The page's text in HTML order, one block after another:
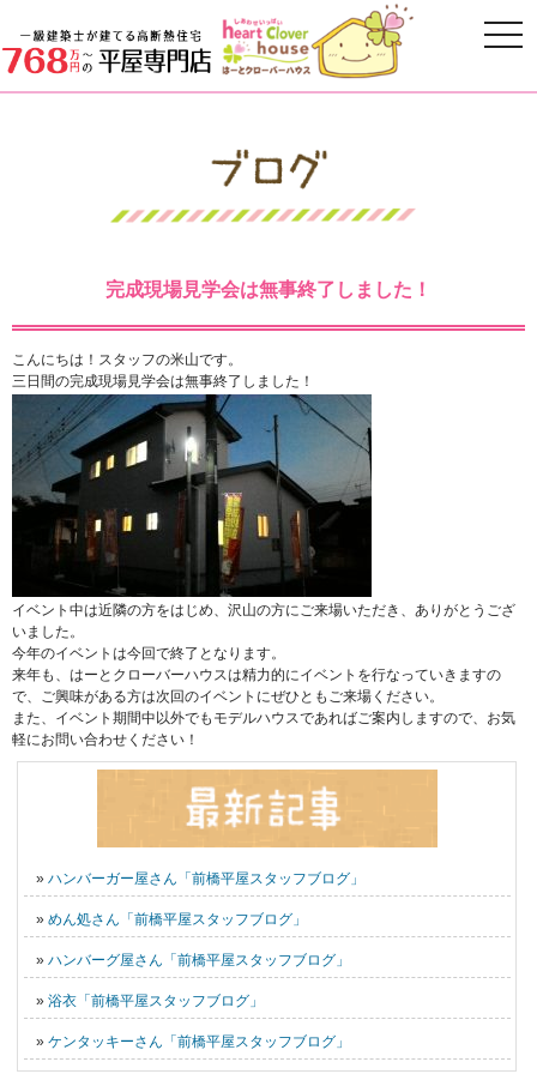
完成現場見学会は無事終了しました！
こんにちは！スタッフの米山です。
三日間の完成現場見学会は無事終了しました！
イベント中は近隣の方をはじめ、沢山の方にご来場いただき、ありがとうござ
いました。
今年のイベントは今回で終了となります。
来年も、はーとクローバーハウスは精力的にイベントを行なっていきますの
で、ご興味がある方は次回のイベントにぜひともご来場ください。
また、イベント期間中以外でもモデルハウスであればご案内しますので、お気
軽にお問い合わせください！
» ハンバーガー屋さん「前橋平屋スタッフブログ」
» めん処さん「前橋平屋スタッフブログ」
» ハンバーグ屋さん「前橋平屋スタッフブログ」
» 浴衣「前橋平屋スタッフブログ」
» ケンタッキーさん「前橋平屋スタッフブログ」